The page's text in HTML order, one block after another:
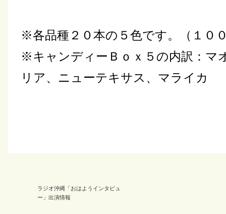
※各品種２０本の５色です。（１０
※キャンディーＢｏｘ５の内訳：マ
リア、ニューテキサス、マライカ
ラジオ沖縄「おはようインタビュ
ー」出演情報